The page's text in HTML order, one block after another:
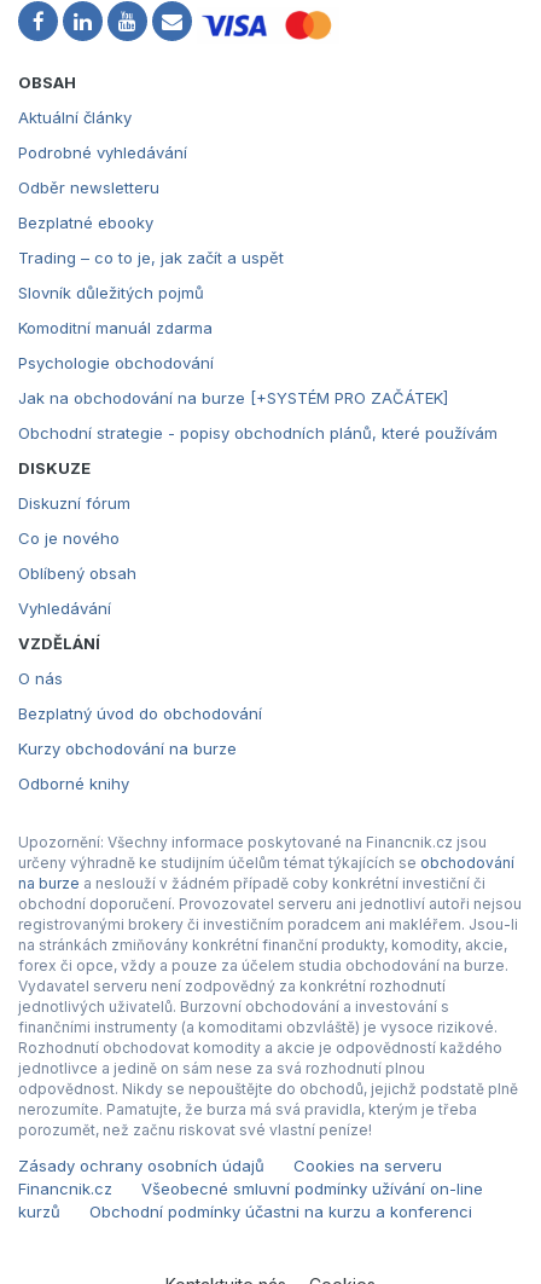
OBSAH
Aktuální články
Podrobné vyhledávání
Odběr newsletteru
Bezplatné ebooky
Trading – co to je, jak začít a uspět
Slovník důležitých pojmů
Komoditní manuál zdarma
Psychologie obchodování
Jak na obchodování na burze [+SYSTÉM PRO ZAČÁTEK]
Obchodní strategie - popisy obchodních plánů, které používám
DISKUZE
Diskuzní fórum
Co je nového
Oblíbený obsah
Vyhledávání
VZDĚLÁNÍ
O nás
Bezplatný úvod do obchodování
Kurzy obchodování na burze
Odborné knihy
Upozornění: Všechny informace poskytované na Financnik.cz jsou
určeny výhradně ke studijním účelům témat týkajících se obchodování
na burze a neslouží v žádném případě coby konkrétní investiční či
obchodní doporučení. Provozovatel serveru ani jednotliví autoři nejsou
registrovanými brokery či investičním poradcem ani makléřem. Jsou-li
na stránkách zmiňovány konkrétní finanční produkty, komodity, akcie,
forex či opce, vždy a pouze za účelem studia obchodování na burze.
Vydavatel serveru není zodpovědný za konkrétní rozhodnutí
jednotlivých uživatelů. Burzovní obchodování a investování s
finančními instrumenty (a komoditami obzvláště) je vysoce rizikové.
Rozhodnutí obchodovat komodity a akcie je odpovědností každého
jednotlivce a jedině on sám nese za svá rozhodnutí plnou
odpovědnost. Nikdy se nepouštějte do obchodů, jejichž podstatě plně
nerozumíte. Pamatujte, že burza má svá pravidla, kterým je třeba
porozumět, než začnu riskovat své vlastní peníze!
Zásady ochrany osobních údajů
Cookies na serveru
Financnik.cz
Všeobecné smluvní podmínky užívání on-line
kurzů
Obchodní podmínky účastni na kurzu a konferenci